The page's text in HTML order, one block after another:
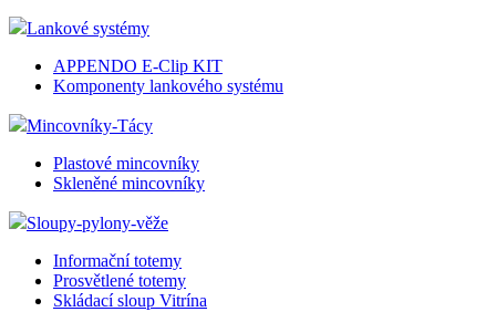
Lankové systémy
APPENDO E-Clip KIT
Komponenty lankového systému
Mincovníky-Tácy
Plastové mincovníky
Skleněné mincovníky
Sloupy-pylony-věže
Informační totemy
Prosvětlené totemy
Skládací sloup Vitrína